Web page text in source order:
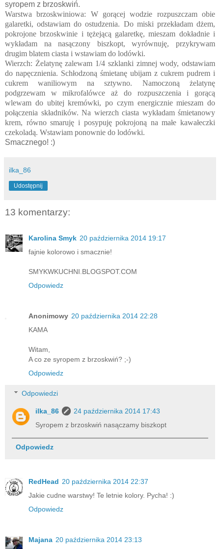
syropem z brzoskwiń.
Warstwa brzoskwiniowa: W gorącej wodzie rozpuszczam obie
galaretki, odstawiam do ostudzenia. Do miski przekładam dżem,
pokrojone brzoskwinie i tężejącą galaretkę, mieszam dokładnie i
wykładam na nasączony biszkopt, wyrównuję, przykrywam
drugim blatem ciasta i wstawiam do lodówki.
Wierzch: Żelatynę zalewam 1/4 szklanki zimnej wody, odstawiam
do napęcznienia. Schłodzoną śmietanę ubijam z cukrem pudrem i
cukrem waniliowym na sztywno. Namoczoną żelatynę
podgrzewam w mikrofalówce aż do rozpuszczenia i gorącą
wlewam do ubitej kremówki, po czym energicznie mieszam do
połączenia składników. Na wierzch ciasta wykładam śmietanowy
krem, równo smaruję i posypuję pokrojoną na małe kawałeczki
czekoladą. Wstawiam ponownie do lodówki.
Smacznego! :)
ilka_86
Udostępnij
13 komentarzy:
Karolina Smyk 20 października 2014 19:17
fajnie kolorowo i smacznie!
SMYKWKUCHNI.BLOGSPOT.COM
Odpowiedz
Anonimowy 20 października 2014 22:28
KAMA
Witam,
A co ze syropem z brzoskwiń? ;-)
Odpowiedz
Odpowiedzi
ilka_86
24 października 2014 17:43
Syropem z brzoskwiń nasączamy biszkopt
Odpowiedz
RedHead 20 października 2014 22:37
Jakie cudne warstwy! Te letnie kolory. Pycha! :)
Odpowiedz
Majana 20 października 2014 23:13